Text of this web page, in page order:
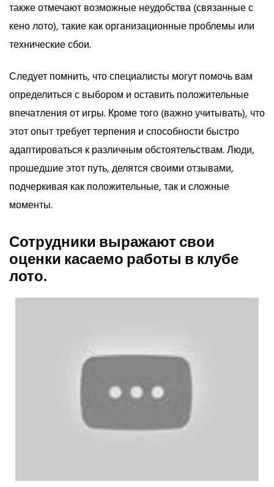
также отмечают возможные неудобства (связанные с
кено лото), такие как организационные проблемы или
технические сбои.
Следует помнить, что специалисты могут помочь вам
определиться с выбором и оставить положительные
впечатления от игры. Кроме того (важно учитывать), что
этот опыт требует терпения и способности быстро
адаптироваться к различным обстоятельствам. Люди,
прошедшие этот путь, делятся своими отзывами,
подчеркивая как положительные, так и сложные
моменты.
Сотрудники выражают свои
оценки касаемо работы в клубе
лото.